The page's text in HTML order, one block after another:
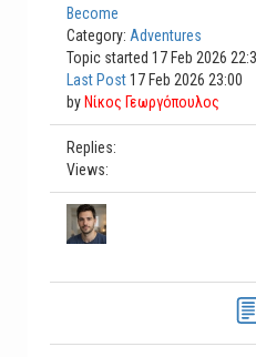
Become
Category: Adventures
Topic started 17 Feb 2026
Last Post17 Feb 2026 23:00
by Νίκος Γεωργόπουλος
Replies:
Views: